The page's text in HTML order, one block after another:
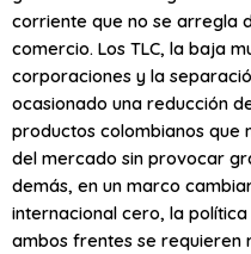
corriente que no se arregla
comercio. Los TLC, la baja
corporaciones y la
ocasionado una reducción
productos colombianos que
del mercado sin provocar
demás, en un marco
internacional cero, la
ambos frentes se requieren